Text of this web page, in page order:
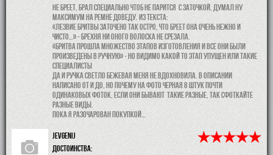
Не бреет, брал специально чтоб не парится с заточкой, думал ну
максимум на ремне доведу. Из текста:
«Лезвие бритвы заточено так остро, что бреет она очень нежно и
чисто…» - брехня ни оного волоска не срезала.
«Бритва прошла множество этапов изготовления и все они были
произведены в ручную» - но видимо какой то этап упущен или такие
специалисты
да и ручка светло бежевая меня не вдохновила. В описании
написано от и до, но почему на фото черная 8 штук почти
одинаковых фоток, если они бывают такие разные, так сфоткайте
разные виды.
Пока я разочарован покупкой…
Jevgenij
Достоинства: